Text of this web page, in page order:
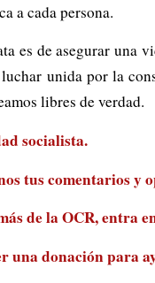
a cada persona.
es de asegurar una
unida por la
libres de verdad.
socialista.
tus comentarios y
de la OCR, entra
una donación para